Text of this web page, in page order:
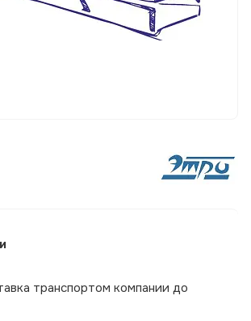
транспортом компании до